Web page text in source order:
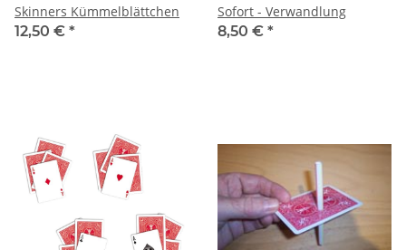
Skinners Kümmelblättchen
12,50 € *
Sofort - Verwandlung
8,50 € *